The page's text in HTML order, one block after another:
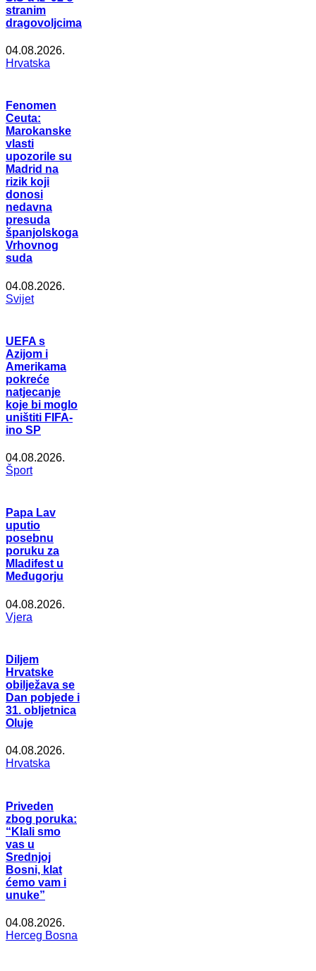
stranim
dragovoljcima
04.08.2026.
Hrvatska
Fenomen
Ceuta:
Marokanske
vlasti
upozorile su
Madrid na
rizik koji
donosi
nedavna
presuda
španjolskoga
Vrhovnog
suda
04.08.2026.
Svijet
UEFA s
Azijom i
Amerikama
pokreće
natjecanje
koje bi moglo
uništiti FIFA-
ino SP
04.08.2026.
Šport
Papa Lav
uputio
posebnu
poruku za
Mladifest u
Međugorju
04.08.2026.
Vjera
Diljem
Hrvatske
obilježava se
Dan pobjede i
31. obljetnica
Oluje
04.08.2026.
Hrvatska
Priveden
zbog poruka:
“Klali smo
vas u
Srednjoj
Bosni, klat
ćemo vam i
unuke”
04.08.2026.
Herceg Bosna